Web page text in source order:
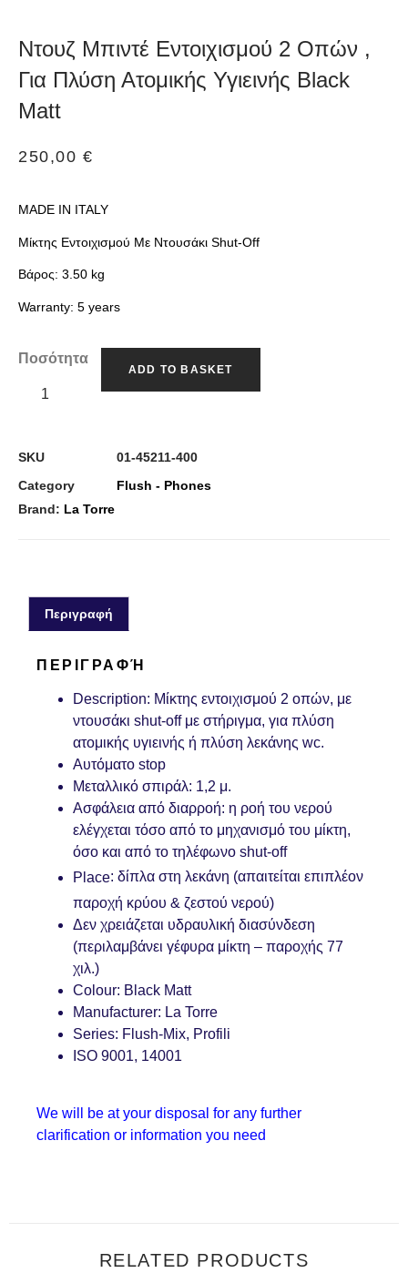
Ντουζ Μπιντέ Εντοιχισμού 2 Οπών ,
Για Πλύση Ατομικής Υγιεινής Black
Matt
250,00€
MADE IN ITALY
Μίκτης Εντοιχισμού Με Ντουσάκι Shut-Off
Βάρος: 3.50 kg
Warranty: 5 years
Ποσότητα
ADD TO BASKET
SKU
01-45211-400
Category
Flush - Phones
Brand: La Torre
Περιγραφή
ΠΕΡΙΓΡΑΦΉ
Description: Μίκτης εντοιχισμού 2 οπών, με
ντουσάκι shut-off με στήριγμα, για πλύση
ατομικής υγιεινής ή πλύση λεκάνης wc.
Αυτόματο stop
Μεταλλικό σπιράλ: 1,2 μ.
Ασφάλεια από διαρροή: η ροή του νερού
ελέγχεται τόσο από το μηχανισμό του μίκτη,
όσο και από το τηλέφωνο shut-off
Place: δίπλα στη λεκάνη (απαιτείται επιπλέον
παροχή κρύου & ζεστού νερού)
Δεν χρειάζεται υδραυλική διασύνδεση
(περιλαμβάνει γέφυρα μίκτη – παροχής 77
χιλ.)
Colour: Black Matt
Manufacturer: La Torre
Series: Flush-Mix, Profili
ISO 9001, 14001
We will be at your disposal for any further
clarification or information you need
RELATED PRODUCTS